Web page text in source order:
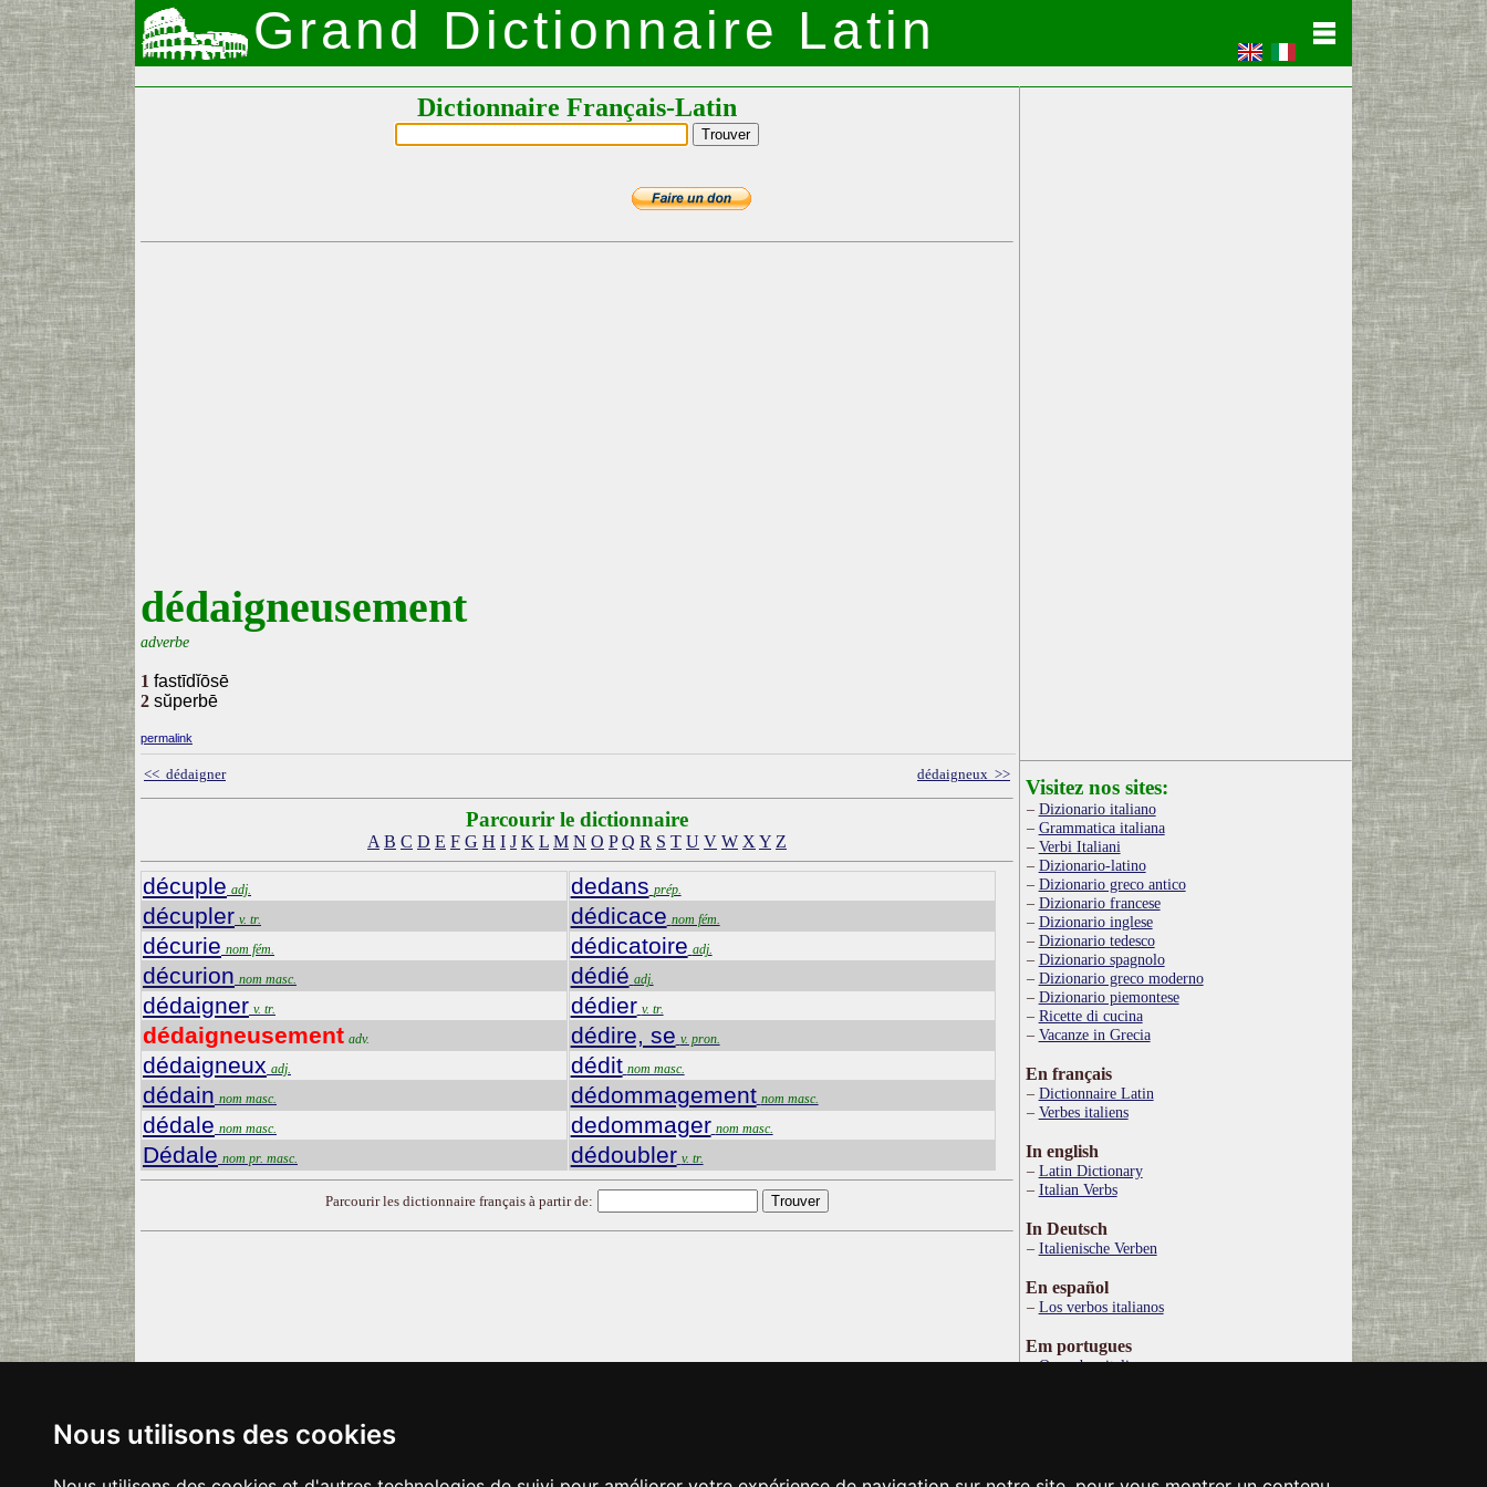
Nous utilisons des cookies
Grand Dictionnaire Latin
Dictionnaire Français-Latin
dédaigneusement
adverbe
1 fastīdĭōsē
2 sŭperbē
permalink
<< dédaigner dédaigneux >>
Parcourir le dictionnaire
A B C D E F G H I J K L M N O P Q R S T U V W X Y Z
décuple adj.
décupler v. tr.
décurie nom fém.
décurion nom masc.
dédaigner v. tr.
dédaigneusement adv.
dédaigneux adj.
dédain nom masc.
dédale nom masc.
Dédale nom pr. masc.
dedans prép.
dédicace nom fém.
dédicatoire adj.
dédié adj.
dédier v. tr.
dédire, se v. pron.
dédit nom masc.
dédommagement nom masc.
dedommager nom masc.
dédoubler v. tr.
Parcourir les dictionnaire français à partir de:
Visitez nos sites:
Dizionario italiano
Grammatica italiana
Verbi Italiani
Dizionario-latino
Dizionario greco antico
Dizionario francese
Dizionario inglese
Dizionario tedesco
Dizionario spagnolo
Dizionario greco moderno
Dizionario piemontese
Ricette di cucina
Vacanze in Grecia
En français
Dictionnaire Latin
Verbes italiens
In english
Latin Dictionary
Italian Verbs
In Deutsch
Italienische Verben
En español
Los verbos italianos
Em portugues
Os verbos italianos
Ιταλικό Λεξικό